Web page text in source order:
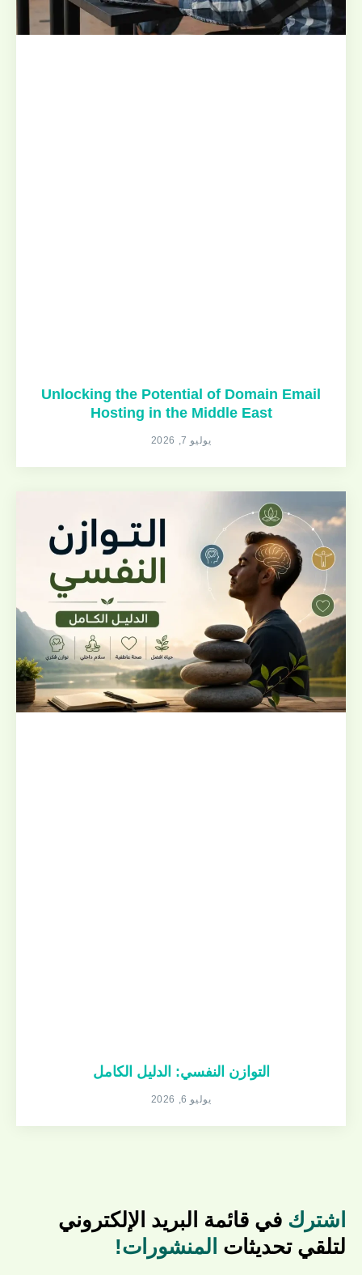
Unlocking the Potential of Domain Email
Hosting in the Middle East
يوليو 7, 2026
التوازن النفسي: الدليل الكامل
يوليو 6, 2026
اشترك في قائمة البريد الإلكتروني
لتلقي تحديثات المنشورات!